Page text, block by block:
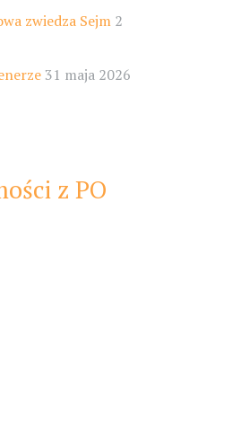
zwiedza Sejm 2
31 maja 2026
z PO